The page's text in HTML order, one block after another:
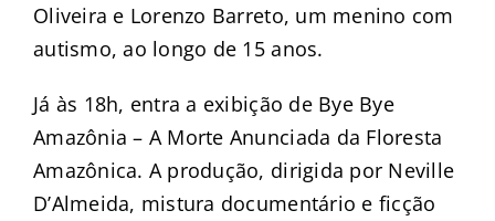
Oliveira e Lorenzo Barreto, um menino com
autismo, ao longo de 15 anos.
Já às 18h, entra a exibição de Bye Bye
Amazônia – A Morte Anunciada da Floresta
Amazônica. A produção, dirigida por Neville
D’Almeida, mistura documentário e ficção